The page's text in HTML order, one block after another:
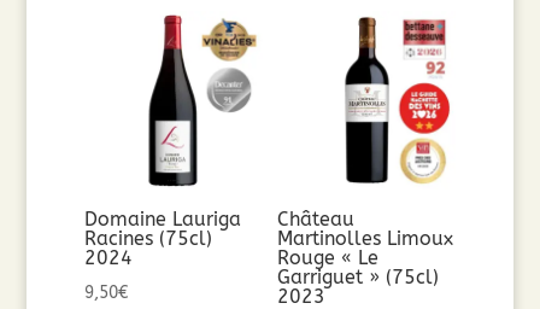
Domaine Lauriga
Racines (75cl)
2024
9,50€
Château
Martinolles Limoux
Rouge « Le
Garriguet » (75cl)
2023